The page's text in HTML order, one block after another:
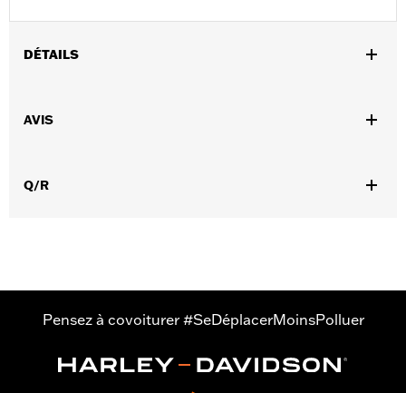
DÉTAILS
modèles équipés de moteur Evolution 1340 de 1984 à 1999 ou en
AVIS
Q/R
Pensez à covoiturer #SeDéplacerMoinsPolluer